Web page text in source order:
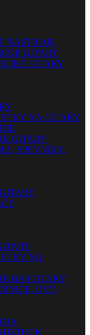
NÁSTROJE
GITARY
GITARY
NA GITARY
GITARY
SPEVNÍKY,
NA
BASGITARY
DVD